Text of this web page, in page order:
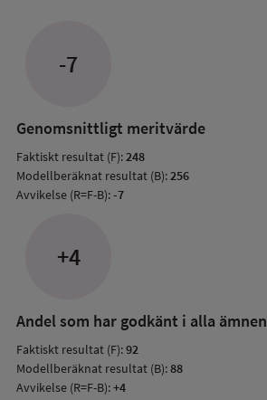
-7
Genomsnittligt meritvärde
Faktiskt resultat (F):248
Modellberäknat resultat (B):256
Avvikelse (R=F-B):-7
+4
Andel som har godkänt i alla ämnen
Faktiskt resultat (F):92
Modellberäknat resultat (B):88
Avvikelse (R=F-B):+4